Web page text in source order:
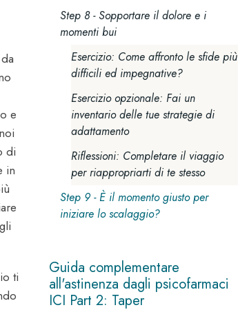
e
di
in
ti
Step 8 - Sopportare il dolore e i
momenti bui
Esercizio: Come affronto le sfide più
difficili ed impegnative?
Esercizio opzionale: Fai un
inventario delle tue strategie di
adattamento
Riflessioni: Completare il viaggio
per riappropriarti di te stesso
Step 9 - È il momento giusto per
iniziare lo scalaggio?
Guida complementare
all'astinenza dagli psicofarmaci
ICI Part 2: Taper